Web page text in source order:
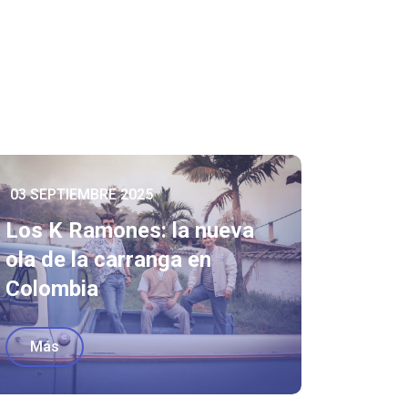
03 SEPTIEMBRE 2025
Los K Ramones: la nueva
ola de la carranga en
Colombia
Más